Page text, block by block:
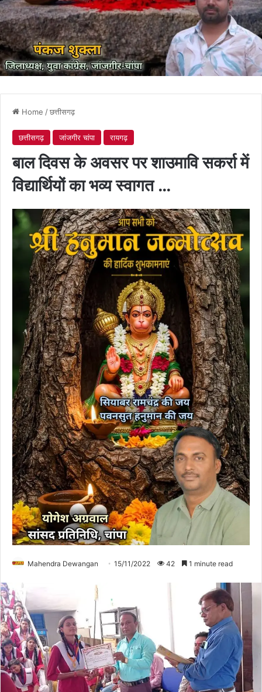
Home /छत्तीसगढ़
छत्तीसगढ़ जांजगीर चांपा रायगढ़
बाल दिवस के अवसर पर शाउमावि सकर्रा में
विद्यार्थियों का भव्य स्वागत …
Mahendra Dewangan 15/11/2022 42 1 minute read